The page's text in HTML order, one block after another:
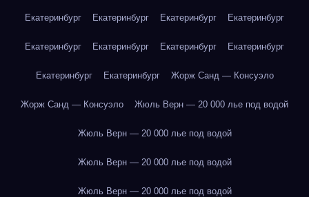
Екатеринбург Екатеринбург Екатеринбург Екатеринбург
Екатеринбург Екатеринбург Екатеринбург Екатеринбург
Екатеринбург Екатеринбург Жорж Санд — Консуэло
Жорж Санд — Консуэло Жюль Верн — 20 000 лье под водой
Жюль Верн — 20 000 лье под водой
Жюль Верн — 20 000 лье под водой
Жюль Верн — 20 000 лье под водой